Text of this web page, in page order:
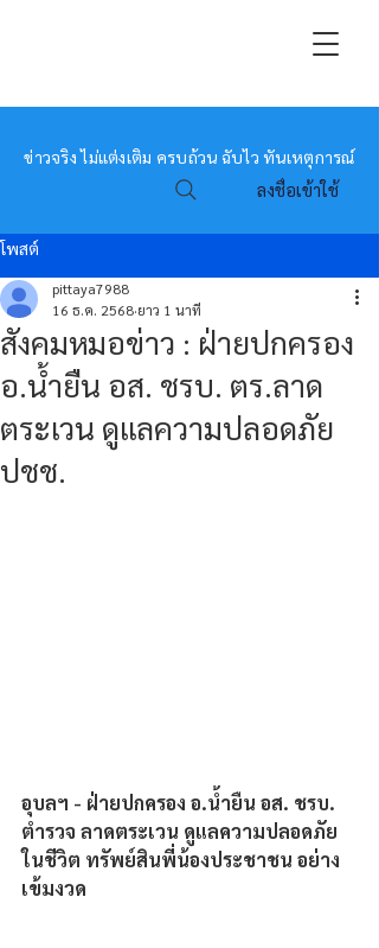
หมอข่าว
ข่าวจริง ไม่แต่งเติม ครบถ้วน ฉับไว ทันเหตุการณ์
ลงชื่อเข้าใช้
โพสต์
สังคมหมอข่าว : ฝ่ายปกครอง
อ.น้ำยืน อส. ชรบ. ตร.ลาด
ตระเวน ดูแลความปลอดภัย
ปชช.
pittaya7988
16 ธ.ค. 2568 ยาว 1 นาที
อุบลฯ - ฝ่ายปกครอง อ.น้ำยืน อส. ชรบ.
ตำรวจ ลาดตระเวน ดูแลความปลอดภัย
ในชีวิต ทรัพย์สินพี่น้องประชาชน อย่าง
เข้มงวด